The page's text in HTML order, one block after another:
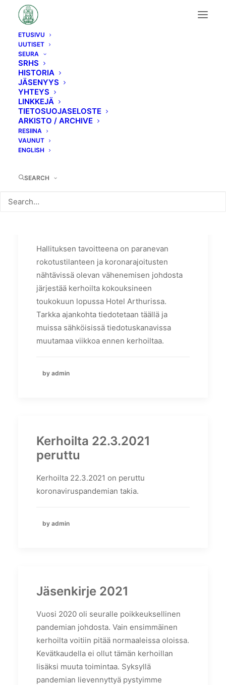
ETUSIVU
UUTISET
SEURA
SRHS
HISTORIA
JÄSENYYS
YHTEYS
LINKKEJÄ
TIETOSUOJASELOSTE
ARKISTO / ARCHIVE
RESIINA
VAUNUT
ENGLISH
SEARCH
Kerhoilta, syyskokous
2021 (26.4.2021) on
Hallituksen tavoitteena on paranevan
rokotustilanteen ja koronarajoitusten
nähtävissä olevan vähenemisen johdosta
järjestää kerhoilta kokouksineen
toukokuun lopussa Hotel Arthurissa.
Tarkka ajankohta tiedotetaan täällä ja
muissa sähköisissä tiedotuskanavissa
muutamaa viikkoa ennen kerhoiltaa.
by admin
Kerhoilta 22.3.2021
peruttu
Kerhoilta 22.3.2021 on peruttu
koronaviruspandemian takia.
by admin
Jäsenkirje 2021
Vuosi 2020 oli seuralle poikkeuksellinen
pandemian johdosta. Vain ensimmäinen
kerhoilta voitiin pitää normaaleissa oloissa.
Kevätkaudella ei ollut tämän kerhoillan
lisäksi muuta toimintaa. Syksyllä
pandemian lievennyttyä pystyimme